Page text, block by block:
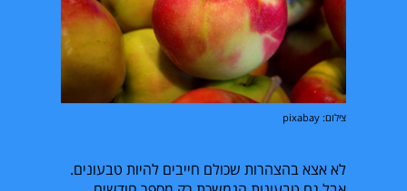
צילום: pixabay
לא אצא בהצהרות שכולם חייבים להיות טבעונים.